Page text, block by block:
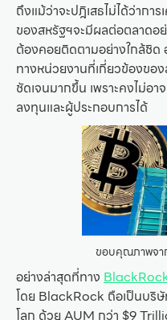
ถึงแม้ว่าจะปฎิเสธไม่ได้ว่ากา
ของสหรัฐฯจะมีผลต่อตลาดอ
ต้องคอยติดตามอย่างใกล้ชิด
ทางหน่วยงานที่เกี่ยวข้องขอ
ชัดเจนมากขึ้น เพราะคงไม่อ
ลงทุนและผู้ประกอบการได้
ขอบคุณภาพจา
อย่างล่าสุดที่ทาง
โดย BlackRock ถือเป็นบริ
โลก ด้วย AUM กว่า $9